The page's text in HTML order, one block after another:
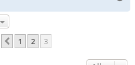
Précédent
1 2 3